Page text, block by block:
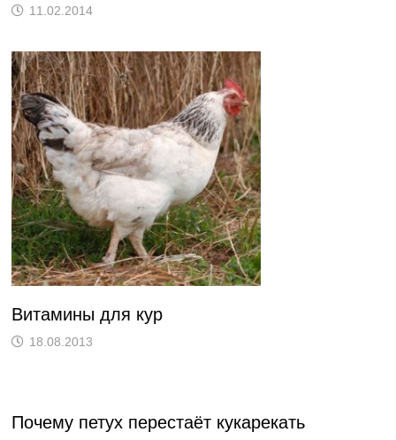
11.02.2014
Витамины для кур
18.08.2013
Почему петух перестаёт кукарекать